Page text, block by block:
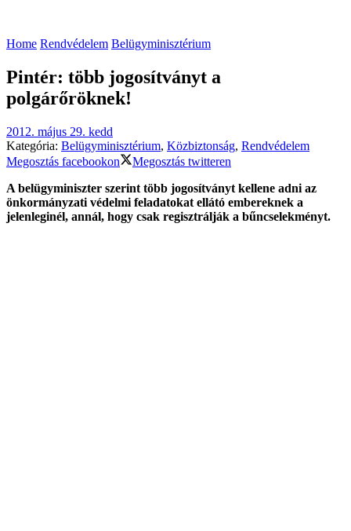
Home Rendvédelem Belügyminisztérium
Pintér: több jogosítványt a
polgárőröknek!
2012. május 29. kedd
Kategória: Belügyminisztérium, Közbiztonság, Rendvédelem
Megosztás facebookon
Megosztás twitteren
A belügyminiszter szerint több jogosítványt kellene adni az
önkormányzati védelmi feladatokat ellátó embereknek a
jelenleginél, annál, hogy csak regisztrálják a bűncselekményt.